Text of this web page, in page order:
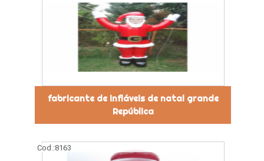
fabricante de infláveis de natal grande
República
Cod.:8163